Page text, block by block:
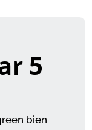
5
bien